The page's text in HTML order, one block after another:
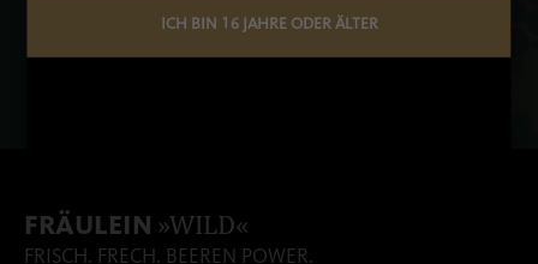
ICH BIN 16 JAHRE ODER ÄLTER
FRÄULEIN »WILD«
FRISCH. FRECH. BEEREN POWER.